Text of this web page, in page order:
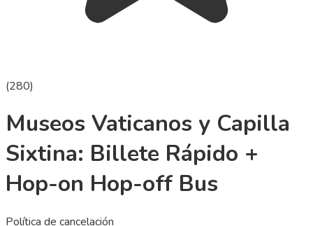
(280)
Museos Vaticanos y Capilla
Sixtina: Billete Rápido +
Hop-on Hop-off Bus
Política de cancelación